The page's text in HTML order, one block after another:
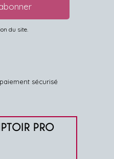
du site.
paiement sécurisé
PRO